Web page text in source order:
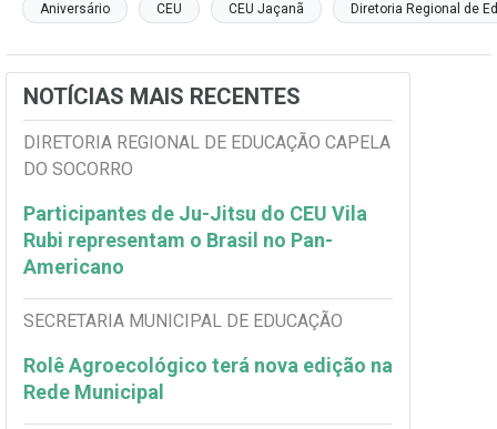
Aniversário CEU CEU Jaçanã Diretoria Regional de
NOTÍCIAS MAIS RECENTES
DIRETORIA REGIONAL DE EDUCAÇÃO CAPELA
DO SOCORRO
Participantes de Ju-Jitsu do CEU Vila
Rubi representam o Brasil no Pan-
Americano
SECRETARIA MUNICIPAL DE EDUCAÇÃO
Rolê Agroecológico terá nova edição na
Rede Municipal